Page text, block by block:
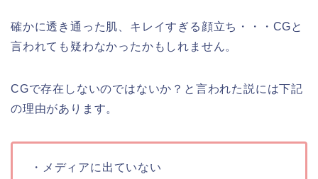
確かに透き通った肌、キレイすぎる顔立ち・・・CGと
言われても疑わなかったかもしれません。
CGで存在しないのではないか？と言われた説には下記
の理由があります。
・メディアに出ていない